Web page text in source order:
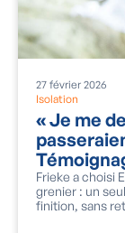
Isolation
27 février 2026
« Je me
Frieke a choisi
grenier : un
finition, sans